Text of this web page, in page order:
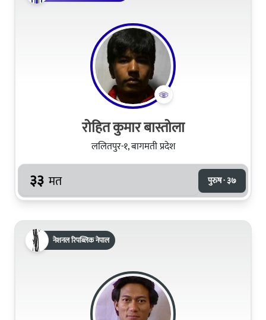
रोहित कुमार बास्तोला
ललितपुर-१, बागमती प्रदेश
३३ मत पुरुष · ३७
नेशनल रिपब्लिक नेपाल